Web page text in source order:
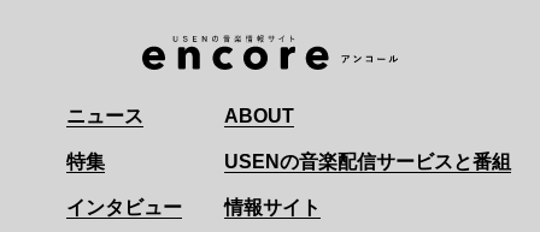
ニュース
特集
インタビュー
ABOUT
USENの音楽配信サービスと番組
情報サイト